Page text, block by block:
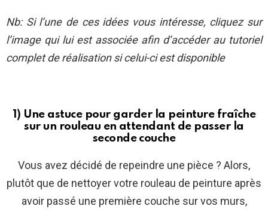
Nb: Si l’une de ces idées vous intéresse, cliquez sur
l’image qui lui est associée afin d’accéder au tutoriel
complet de réalisation si celui-ci est disponible
1) Une astuce pour garder la peinture fraîche
sur un rouleau en attendant de passer la
seconde couche
Vous avez décidé de repeindre une pièce ? Alors,
plutôt que de nettoyer votre rouleau de peinture après
avoir passé une première couche sur vos murs,